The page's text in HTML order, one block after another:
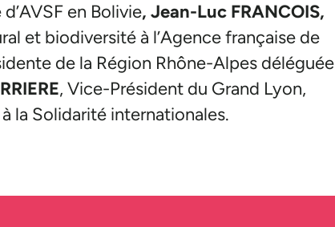
en Bolivie, Jean-Luc FRANCOIS,
et biodiversité à l’Agence française de
de la Région Rhône-Alpes déléguée
, Vice-Président du Grand Lyon,
la Solidarité internationales.